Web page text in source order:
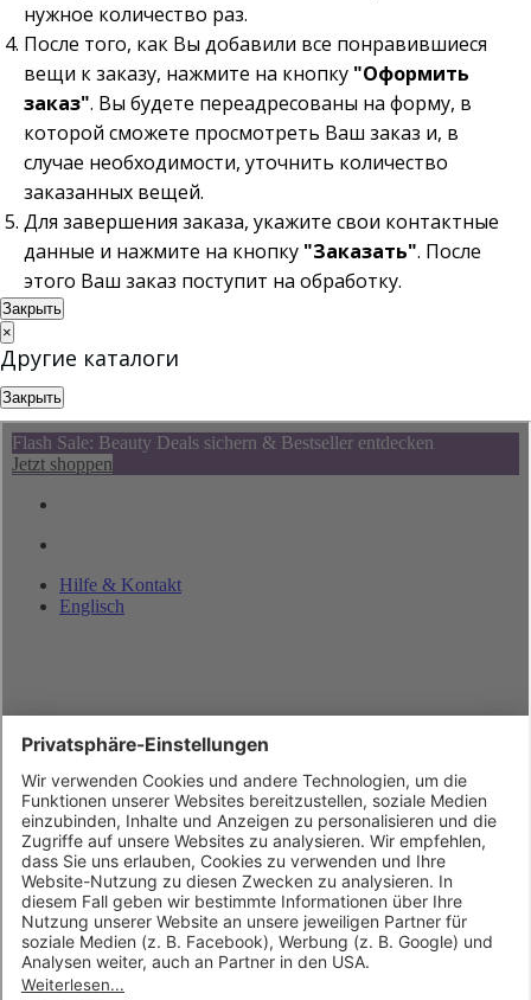
нужное количество раз.
После того, как Вы добавили все понравившиеся
вещи к заказу, нажмите на кнопку "Оформить
заказ". Вы будете переадресованы на форму, в
которой сможете просмотреть Ваш заказ и, в
случае необходимости, уточнить количество
заказанных вещей.
Для завершения заказа, укажите свои контактные
данные и нажмите на кнопку "Заказать". После
этого Ваш заказ поступит на обработку.
Закрыть
×
Другие каталоги
Закрыть